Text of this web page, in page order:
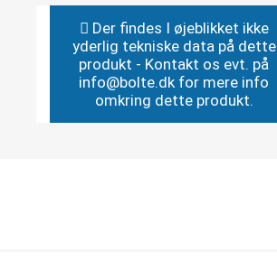
Der findes I øjeblikket ikke
yderlig tekniske data på dette
produkt - Kontakt os evt. på
info@bolte.dk for mere info
omkring dette produkt.